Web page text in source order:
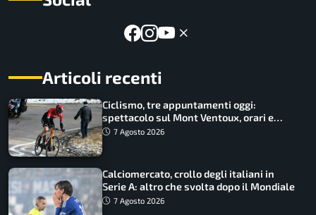
Articoli recenti
Ciclismo, tre appuntamenti oggi:
spettacolo sul Mont Ventoux, orari e
come vederli
7 Agosto 2026
Calciomercato, crollo degli italiani in
Serie A: altro che svolta dopo il Mondiale
7 Agosto 2026